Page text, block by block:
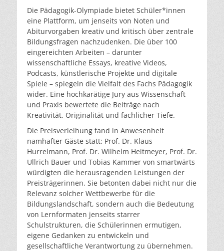
Die Pädagogik-Olympiade bietet Schüler*innen
eine Plattform, um jenseits von Noten und
Abiturvorgaben kreativ und kritisch über zentrale
Bildungsfragen nachzudenken. Die über 100
eingereichten Arbeiten – darunter
wissenschaftliche Essays, kreative Videos,
Podcasts, künstlerische Projekte und digitale
Spiele – spiegeln die Vielfalt des Fachs Pädagogik
wider. Eine hochkarätige Jury aus Wissenschaft
und Praxis bewertete die Beiträge nach
Kreativität, Originalität und fachlicher Tiefe.
Die Preisverleihung fand in Anwesenheit
namhafter Gäste statt: Prof. Dr. Klaus
Hurrelmann, Prof. Dr. Wilhelm Heitmeyer, Prof. Dr.
Ullrich Bauer und Tobias Kammer von smartwärts
würdigten die herausragenden Leistungen der
Preisträgerinnen. Sie betonten dabei nicht nur die
Relevanz solcher Wettbewerbe für die
Bildungslandschaft, sondern auch die Bedeutung
von Lernformaten jenseits starrer
Schulstrukturen, die Schülerinnen ermutigen,
eigene Gedanken zu entwickeln und
gesellschaftliche Verantwortung zu übernehmen.